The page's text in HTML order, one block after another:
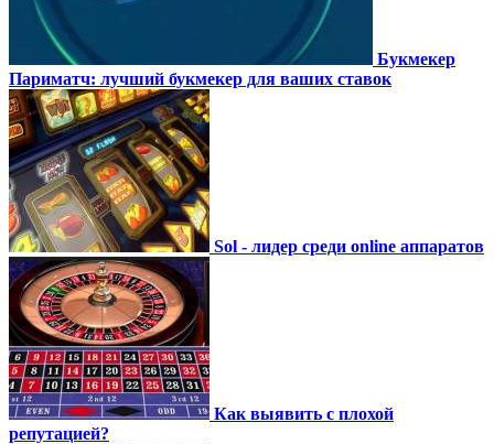
Букмекер
Париматч: лучший букмекер для ваших ставок
Sol - лидер среди online аппаратов
Как выявить с плохой
репутацией?